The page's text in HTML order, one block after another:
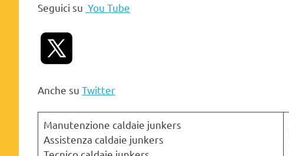
Seguici su You Tube
Anche su Twitter
Manutenzione caldaie junkers
Assistenza caldaie junkers